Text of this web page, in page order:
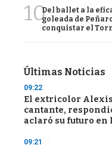
10Del ballet a la
goleada de
conquistar el
Últimas Noticias
09:22
El extricolor
cantante,
aclaró su futuro en
09:21